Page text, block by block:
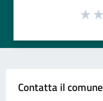
Contatta il comune